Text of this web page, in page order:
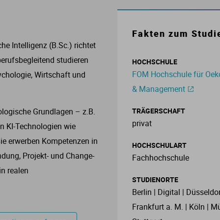
Nanotechnologie
Immobilienwirtschaft
Business Administration
Business and Languages
Intelligenz (B.Sc.) richtet
studieren
Wirtschaft und
Grundlagen – z.B.
KI-Technologien wie
erwerben Kompetenzen in
Projekt- und Change-
realen
Fakten zum
HOCHSCHULE
FOM Hochschule für
& Management
TRÄGERSCHAFT
privat
HOCHSCHULART
Fachhochschule
STUDIENORTE
Berlin | Digital |
Frankfurt a. M. | Köln |